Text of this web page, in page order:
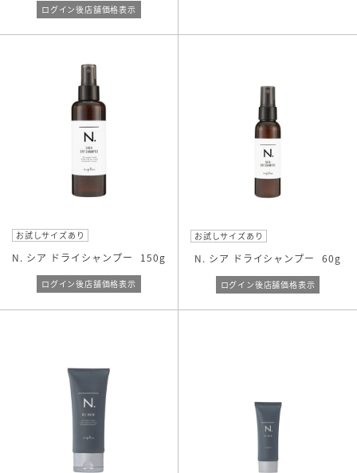
ログイン後店舗価格表示
お試しサイズあり
N. シア ドライシャンプー 150g
ログイン後店舗価格表示
お試しサイズあり
N. シア ドライシャンプー 60g
ログイン後店舗価格表示